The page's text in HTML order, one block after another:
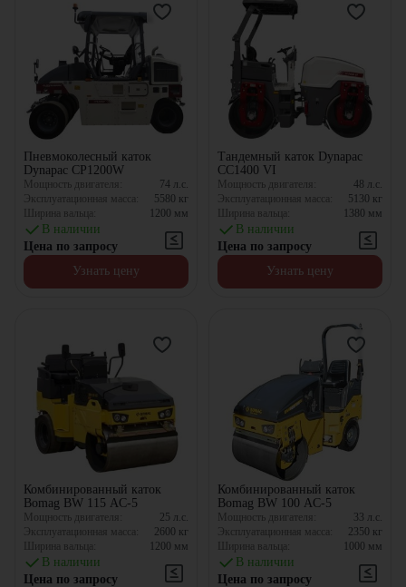
Пневмоколесный каток
Dynapac CP1200W
Мощность двигателя: 74 л.с.
Эксплуатационная масса:
5580 кг
Ширина вальца:
1200 мм
В наличии
Цена по запросу
Узнать цену
Тандемный каток Dynapac
CC1400 VI
Мощность двигателя: 48 л.с.
Эксплуатационная масса:
5130 кг
Ширина вальца:
1380 мм
В наличии
Цена по запросу
Узнать цену
Комбинированный каток
Bomag BW 115 AC-5
Мощность двигателя: 25 л.с.
Эксплуатационная масса:
2600 кг
Ширина вальца:
1200 мм
В наличии
Цена по запросу
Комбинированный каток
Bomag BW 100 AC-5
Мощность двигателя: 33 л.с.
Эксплуатационная масса:
2350 кг
Ширина вальца:
1000 мм
В наличии
Цена по запросу